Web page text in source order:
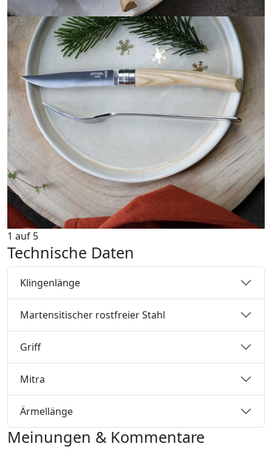
1 auf 5
Technische Daten
Klingenlänge
Martensitischer rostfreier Stahl
Griff
Mitra
Ärmellänge
Meinungen & Kommentare